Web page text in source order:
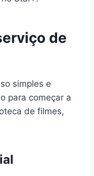
de
simples e
para começar a
de filmes,